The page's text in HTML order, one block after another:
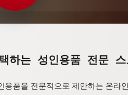
하는 성인용품 전문 스
품을 전문적으로 제안하는 온라